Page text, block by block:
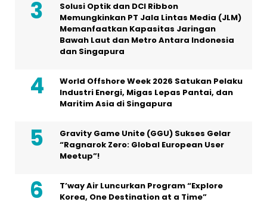
Solusi Optik dan DCI Ribbon
Memungkinkan PT Jala Lintas Media (JLM)
Memanfaatkan Kapasitas Jaringan
Bawah Laut dan Metro Antara Indonesia
dan Singapura
World Offshore Week 2026 Satukan Pelaku
Industri Energi, Migas Lepas Pantai, dan
Maritim Asia di Singapura
Gravity Game Unite (GGU) Sukses Gelar
“Ragnarok Zero: Global European User
Meetup”!
T’way Air Luncurkan Program “Explore
Korea, One Destination at a Time”